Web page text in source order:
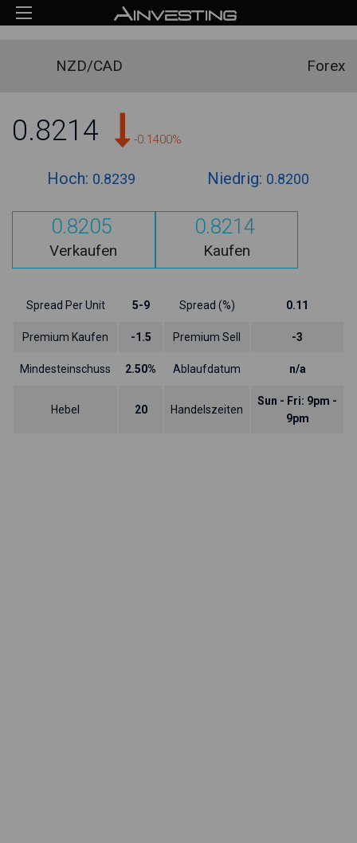
NZD/CAD Forex
0.8214 -0.1400%
Hoch: 0.8239 Niedrig: 0.8200
0.8205
Verkaufen
0.8214
Kaufen
Spread Per Unit 5-9 Spread (%) 0.11
Premium Kaufen -1.5 Premium Sell -3
Mindesteinschuss 2.50% Ablaufdatum n/a
Hebel 20 Handelszeiten
Sun - Fri: 9pm -
9pm